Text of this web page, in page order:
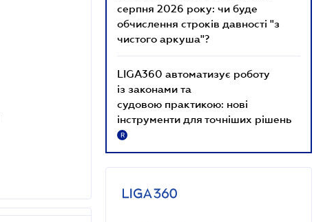
серпня 2026 року: чи буде
обчислення строків давності "з
чистого аркуша"?
LIGA360 автоматизує роботу
із законами та
судовою практикою: нові
інструменти для точніших рішень
R